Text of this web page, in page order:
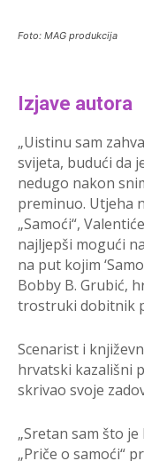
Foto: MAG produkcija
Izjave autora
„Uistinu sam
svijeta, budući da
nedugo nakon
preminuo. Utjeha
„Samoći“,
najljepši mogući
na put kojim
Bobby B. Grubić,
trostruki dobitnik
Scenarist i
hrvatski kazališni
skrivao svoje
„Sretan sam što
„Priče o samoći“